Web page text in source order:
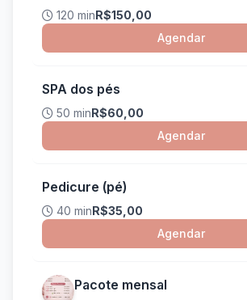
120 minR$150,00
Agendar
SPA dos pés
50 minR$60,00
Agendar
Pedicure (pé)
40 minR$35,00
Agendar
Pacote mensal